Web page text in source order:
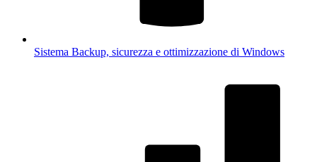
Sistema Backup, sicurezza e ottimizzazione di Windows